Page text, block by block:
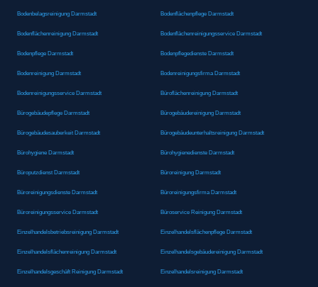
Bodenbelagsreinigung Darmstadt Bodenflächenpflege Darmstadt
Bodenflächenreinigung Darmstadt Bodenflächenreinigungsservice Darmstadt
Bodenpflege Darmstadt Bodenpflegedienste Darmstadt
Bodenreinigung Darmstadt Bodenreinigungsfirma Darmstadt
Bodenreinigungsservice Darmstadt Büroflächenreinigung Darmstadt
Bürogebäudepflege Darmstadt Bürogebäudereinigung Darmstadt
Bürogebäudesauberkeit Darmstadt Bürogebäudeunterhaltsreinigung Darmstadt
Bürohygiene Darmstadt Bürohygienedienste Darmstadt
Büroputzdienst Darmstadt Büroreinigung Darmstadt
Büroreinigungsdienste Darmstadt Büroreinigungsfirma Darmstadt
Büroreinigungsservice Darmstadt Büroservice Reinigung Darmstadt
Einzelhandelsbetriebsreinigung Darmstadt Einzelhandelsflächenpflege Darmstadt
Einzelhandelsflächenreinigung Darmstadt Einzelhandelsgebäudereinigung Darmstadt
Einzelhandelsgeschäft Reinigung Darmstadt Einzelhandelsreinigung Darmstadt